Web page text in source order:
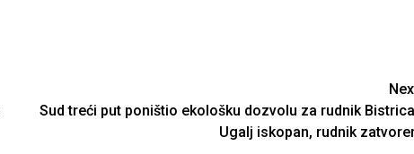
Sud treći put poništio ekološku dozvolu za rudnik
Ugalj iskopan, rudnik